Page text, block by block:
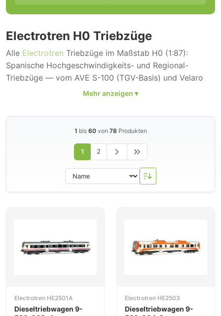
Electrotren H0 Triebzüge
Alle Electrotren Triebzüge im Maßstab H0 (1:87):
Spanische Hochgeschwindigkeits- und Regional-
Triebzüge — vom AVE S-100 (TGV-Basis) und Velaro
AVE S-103 über den Talgo S-130 „Pato" bis zum
Electrotren ist die einzige Adresse für detaillierte AVE-
1 bis 60von 78 Produkten
1 2
Electrotren HE2501A
Dieseltriebwagen 9-
Electrotren HE2503
Dieseltriebwagen 9-